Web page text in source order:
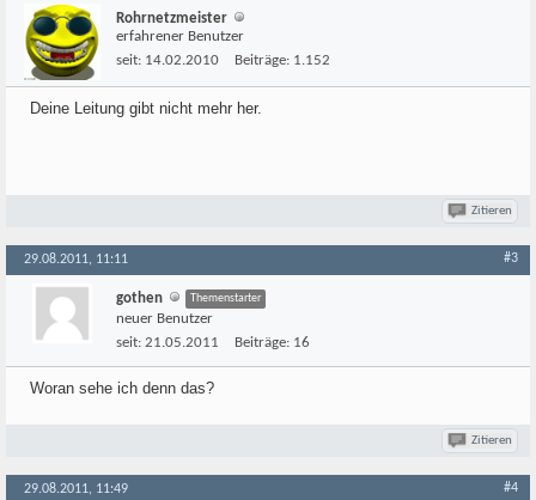
Rohrnetzmeister
erfahrener Benutzer
seit: 14.02.2010 Beiträge: 1.152
Deine Leitung gibt nicht mehr her.
Zitieren
29.08.2011, 11:11 #3
gothen Themenstarter
neuer Benutzer
seit: 21.05.2011 Beiträge: 16
Woran sehe ich denn das?
Zitieren
29.08.2011, 11:49 #4